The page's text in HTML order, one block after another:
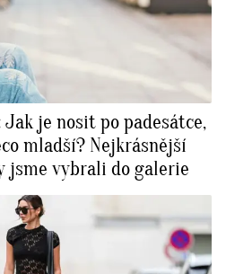
je nosit po padesátce,
mladší? Nejkrásnější
jsme vybrali do galerie